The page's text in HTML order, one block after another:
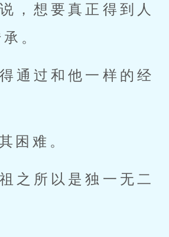
，想要真正得到人
。
通过和他一样的经
困难。
之所以是独一无二